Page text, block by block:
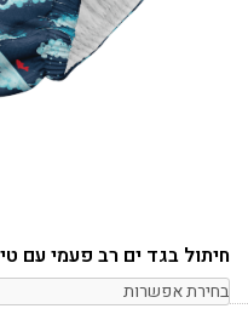
חיתול בגד ים רב פעמי עם